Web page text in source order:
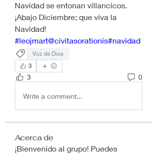
Navidad se entonan villancicos.
¡Abajo Diciembre; que viva la
Navidad!
#leojmart@civitasorationis#navidad
Voz de Dios
3
3 0
Write a comment...
Acerca de
¡Bienvenido al grupo! Puedes